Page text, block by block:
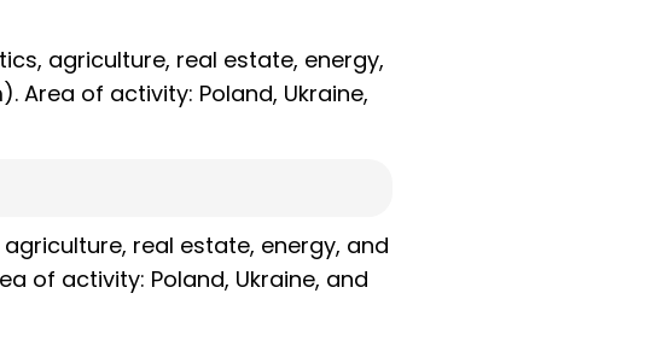
agriculture, real estate, energy,
Area of activity: Poland, Ukraine,
real estate, energy, and
of activity: Poland, Ukraine, and